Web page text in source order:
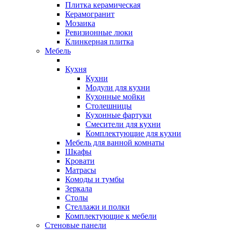
Плитка керамическая
Керамогранит
Мозаика
Ревизионные люки
Клинкерная плитка
Мебель
Кухня
Кухни
Модули для кухни
Кухонные мойки
Столешницы
Кухонные фартуки
Смесители для кухни
Комплектующие для кухни
Мебель для ванной комнаты
Шкафы
Кровати
Матрасы
Комоды и тумбы
Зеркала
Столы
Стеллажи и полки
Комплектующие к мебели
Стеновые панели